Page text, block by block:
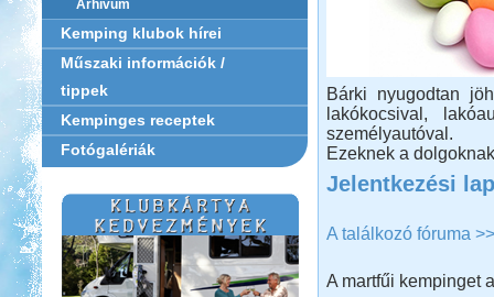
Arhívum
Kemping klubok hírei
Műszaki információk /
tippek
Kempinges receptek
Fotógalériák
Bárki nyugodtan
lakókocsival,
személyautóval.
Ezeknek a
Jelentkezési
A találkozó fóruma
A martfűi kempinget